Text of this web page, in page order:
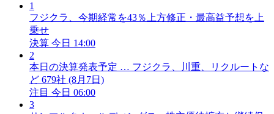
1
フジクラ、今期経常を43％上方修正・最高益予想を上
乗せ
決算 今日 14:00
2
本日の決算発表予定 … フジクラ、川重、リクルートな
ど 679社 (8月7日)
注目 今日 06:00
3